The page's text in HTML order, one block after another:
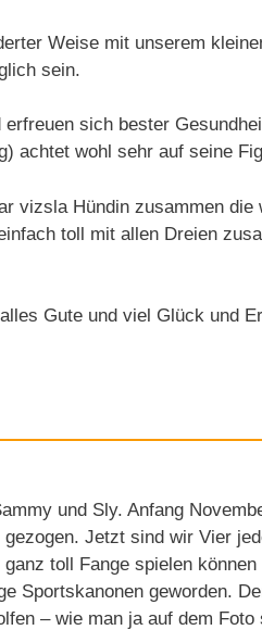
Weise mit unserem
sein.
sich bester
achtet wohl sehr auf seine
vizsla Hündin zusammen die
toll mit allen Dreien
Gute und viel Glück und
und Sly. Anfang
gezogen. Jetzt sind wir Vier
toll Fange spielen können
Sportskanonen geworden.
– wie man ja auf dem Foto